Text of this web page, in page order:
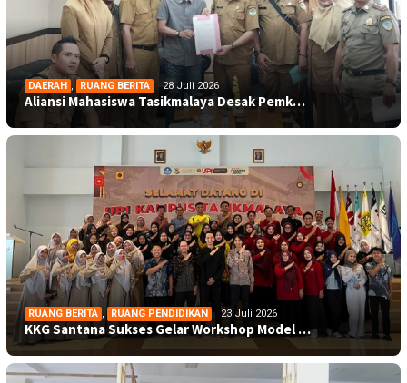
DAERAH , RUANG BERITA 28 Juli 2026
Aliansi Mahasiswa Tasikmalaya Desak Pemk…
RUANG BERITA , RUANG PENDIDIKAN 23 Juli 2026
KKG Santana Sukses Gelar Workshop Model …